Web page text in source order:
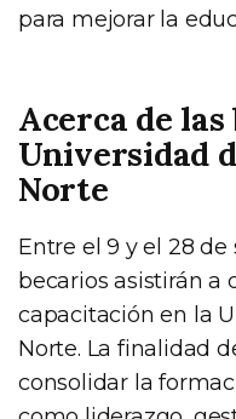
para mejorar la
Acerca de las
Universidad
Norte
Entre el 9 y el 28
becarios asistirán a
capacitación en la
Norte. La finalidad
consolidar la